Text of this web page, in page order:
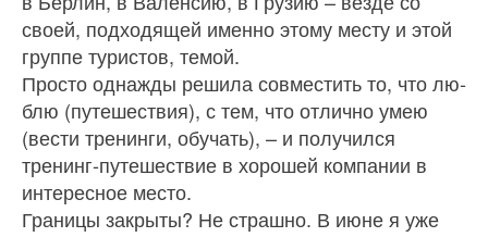
своей, подходящей именно этому месту и этой
группе ту­ристов, темой.
Просто однажды решила совместить то, что лю­
блю (путешествия), с тем, что отлично умею
(вести тренинги, обучать), – и получился
тренинг-путе­шествие в хорошей компании в
интересное место.
Границы закрыты? Не страшно. В июне я уже